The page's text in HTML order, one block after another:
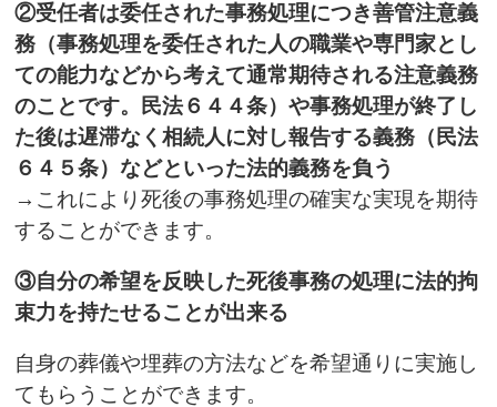
②受任者は委任された事務処理につき善管注意義
務（事務処理を委任された人の職業や専門家とし
ての能力などから考えて通常期待される注意義務
のことです。民法６４４条）や事務処理が終了し
た後は遅滞なく相続人に対し報告する義務（民法
６４５条）などといった法的義務を負う
→これにより死後の事務処理の確実な実現を期待
することができます。
③自分の希望を反映した死後事務の処理に法的拘
束力を持たせることが出来る
自身の葬儀や埋葬の方法などを希望通りに実施し
てもらうことができます。